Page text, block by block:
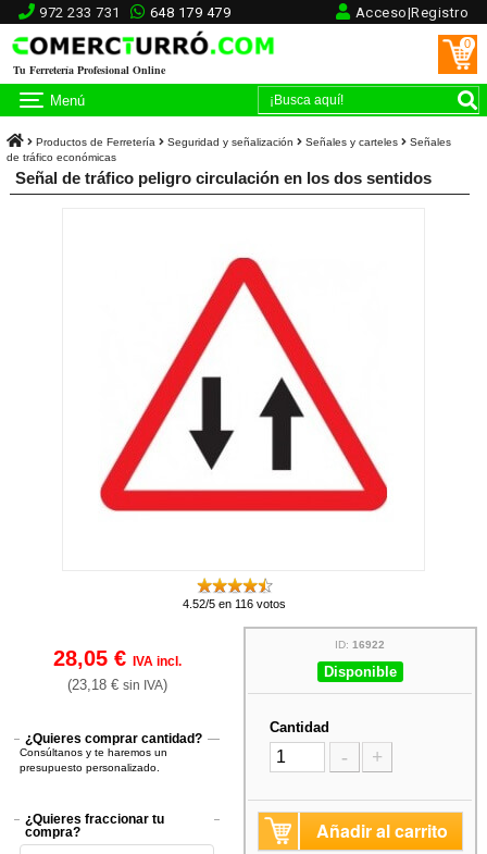
972 233 731 648 179 479 Acceso|Registro
Tu Ferretería Profesional Online
0
Menú
Productos de Ferretería Seguridad y señalización Señales y carteles
Señales
de tráfico económicas
Señal de tráfico peligro circulación en los dos sentidos
4.52/5 en 116 votos
28,05 € IVA incl.
(23,18 € sin IVA)
¿Quieres comprar cantidad?
Consúltanos y te haremos un
presupuesto personalizado.
¿Quieres fraccionar tu
compra?
ID:16922
Disponible
Cantidad
- +
Añadir al carrito